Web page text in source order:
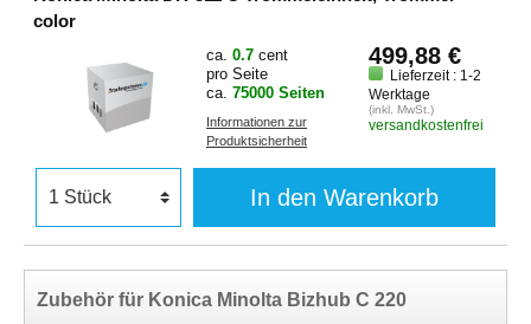
color
ca. 0.7 cent
pro Seite
ca. 75000 Seiten
Informationen zur
Produktsicherheit
499,88 €
Lieferzeit : 1-2
Werktage
(inkl. MwSt.)
versandkostenfrei
In den Warenkorb
Zubehör für Konica Minolta Bizhub C 220